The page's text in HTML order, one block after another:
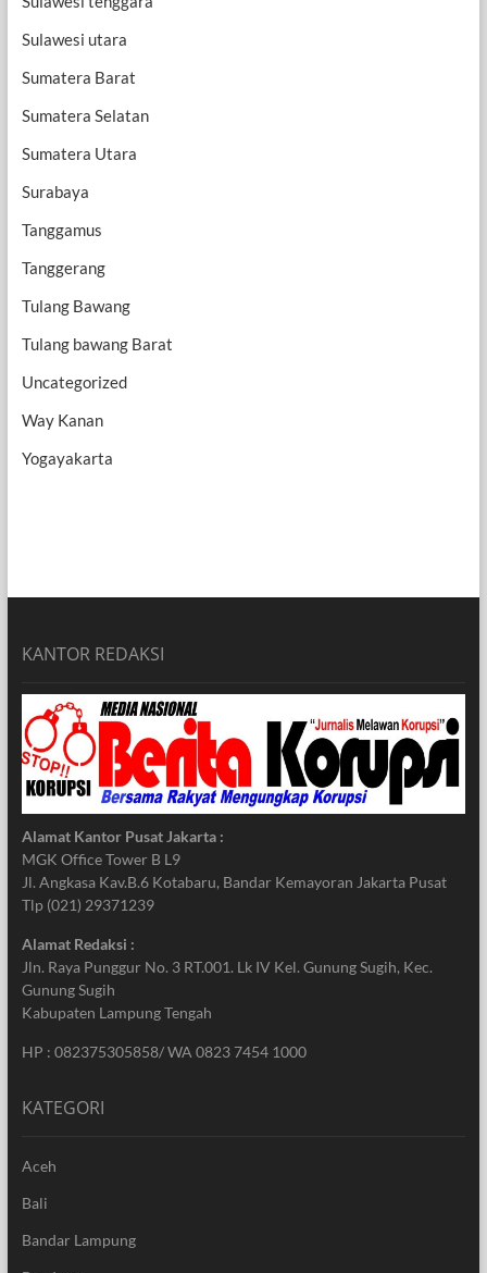
Sulawesi utara
Sumatera Barat
Sumatera Selatan
Sumatera Utara
Surabaya
Tanggamus
Tanggerang
Tulang Bawang
Tulang bawang Barat
Uncategorized
Way Kanan
Yogayakarta
KANTOR REDAKSI
Alamat Kantor Pusat Jakarta :
MGK Office Tower B L9
Jl. Angkasa Kav.B.6 Kotabaru, Bandar Kemayoran Jakarta Pusat
Tlp (021) 29371239
Alamat Redaksi :
Jln. Raya Punggur No. 3 RT.001. Lk IV Kel. Gunung Sugih, Kec.
Gunung Sugih
Kabupaten Lampung Tengah
HP : 082375305858/ WA 0823 7454 1000
KATEGORI
Aceh
Bali
Bandar Lampung